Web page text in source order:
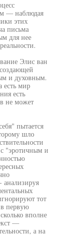
— наблюдая
этих
письма
для нее
Элис ван
и духовным.
мир
есть
не может
пытается
шло
с "эротичным и
анализируя
тот
первую
вполне
—
а на